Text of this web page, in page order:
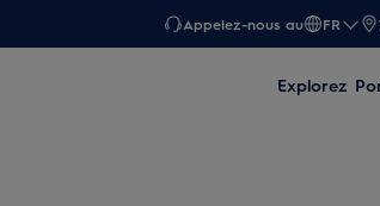
Appelez-nous au FR
Explorez